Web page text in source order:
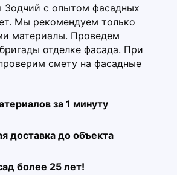
Зодчий с опытом фасадных
Мы рекомендуем только
материалы. Проведем
отделке фасада. При
смету на фасадные
за 1 минуту
доставка до объекта
более 25 лет!